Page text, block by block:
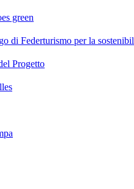
green
di Federturismo per la
Progetto